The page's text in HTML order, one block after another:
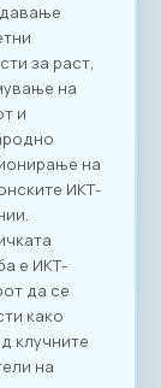
технолошкиот
сектор, туку и
меѓусекторско
поврзување. Покрај
ИКТ секторот, на
настанот се
очекува присуство
на компании од
различни
индустрии, со што
се отвора широк
дигитализација на
бизнис процесите
и директни средби